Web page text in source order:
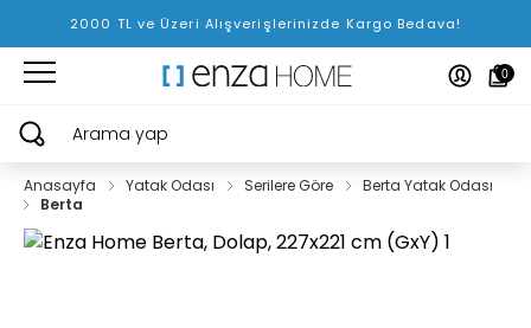
2000 TL ve Üzeri Alışverişlerinizde Kargo Bedava!
0
Arama yap
Anasayfa Yatak Odası Serilere Göre
Berta Yatak Odası
Berta